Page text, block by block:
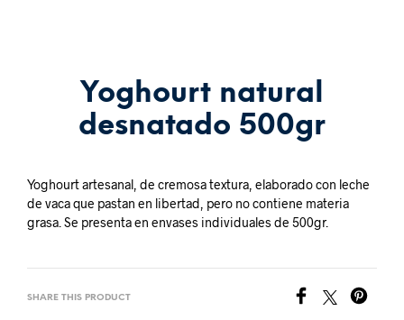
Yoghourt natural
desnatado 500gr
Yoghourt artesanal, de cremosa textura, elaborado con leche
de vaca que pastan en libertad, pero no contiene materia
grasa. Se presenta en envases individuales de 500gr.
SHARE THIS PRODUCT